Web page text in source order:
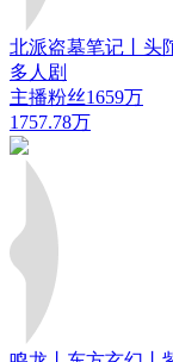
北派盗墓笔记丨头
多人剧
主播粉丝1659万
1757.78万